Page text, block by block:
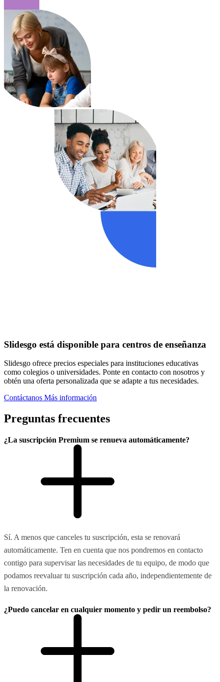
Slidesgo está disponible para centros de enseñanza
Slidesgo ofrece precios especiales para instituciones educativas
como colegios o universidades. Ponte en contacto con nosotros y
obtén una oferta personalizada que se adapte a tus necesidades.
Contáctanos Más información
Preguntas frecuentes
¿La suscripción Premium se renueva automáticamente?
Sí. A menos que canceles tu suscripción, esta se renovará
automáticamente. Ten en cuenta que nos pondremos en contacto
contigo para supervisar las necesidades de tu equipo, de modo que
podamos reevaluar tu suscripción cada año, independientemente de
la renovación.
¿Puedo cancelar en cualquier momento y pedir un reembolso?